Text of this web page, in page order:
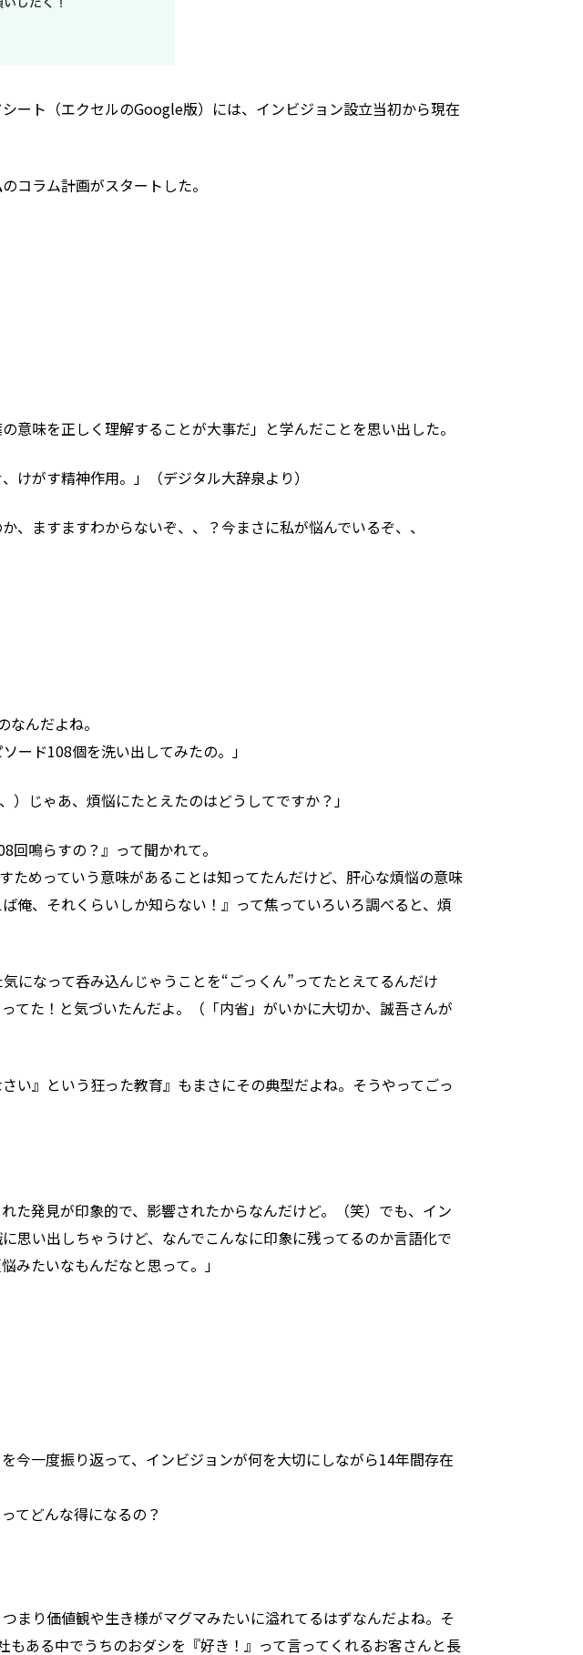
ート（エクセルのGoogle版）には、インビジョン設立当初から現在
コラム計画がスタートした。
味を正しく理解することが大事だ」と学んだことを思い出した。
、けがす精神作用。」（デジタル大辞泉より）
ますますわからないぞ、、？今まさに私が悩んでいるぞ、、
んだよね。
ード108個を洗い出してみたの。」
じゃあ、煩悩にたとえたのはどうしてですか？」
回鳴らすの？』って聞かれて。
めっていう意味があることは知ってたんだけど、肝心な煩悩の意味
俺、それくらいしか知らない！』って焦っていろいろ調べると、煩
になって呑み込んじゃうことを“ごっくん”ってたとえてるんだけ
てた！ と気づいたんだよ。
（「内省」がいかに大切か、誠吾さんが
い』という狂った教育』もまさにその典型だよね。そうやってごっ
た発見が印象的で、影響されたからなんだけど。（笑） でも、イン
思い出しちゃうけど、なんでこんなに印象に残ってるのか言語化で
みたいなもんだなと思って。」
今一度振り返って、インビジョンが何を大切にしながら14年間存在
てどんな得になるの？
まり価値観や生き様がマグマみたいに溢れてるはずなんだよね。そ
ある中でうちのおダシを『好き！』って言ってくれるお客さんと長